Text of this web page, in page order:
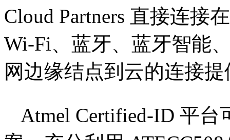
Cloud Partners 直接连接
Wi-Fi、蓝牙、蓝牙智能
网边缘结点到云的连接
Atmel Certified-ID 平